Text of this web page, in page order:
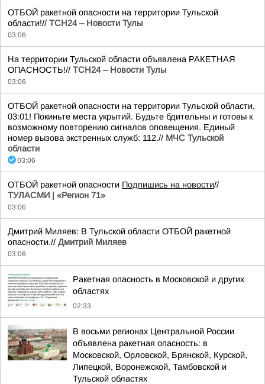
ОТБОЙ ракетной опасности на территории Тульской
области!// ТСН24 – Новости Тулы
03:06
На территории Тульской области объявлена РАКЕТНАЯ
ОПАСНОСТЬ!// ТСН24 – Новости Тулы
03:06
ОТБОЙ ракетной опасности на территории Тульской области,
03:01! Покиньте места укрытий. Будьте бдительны и готовы к
возможному повторению сигналов оповещения. Единый
номер вызова экстренных служб: 112.// МЧС Тульской
области
03:06
ОТБОЙ ракетной опасности Подпишись на новости//
ТУЛАСМИ | «Регион 71»
03:06
Дмитрий Миляев: В Тульской области ОТБОЙ ракетной
опасности.// Дмитрий Миляев
03:06
Ракетная опасность в Московской и других
областях
02:33
В восьми регионах Центральной России
объявлена ракетная опасность: в
Московской, Орловской, Брянской, Курской,
Липецкой, Воронежской, Тамбовской и
Тульской областях